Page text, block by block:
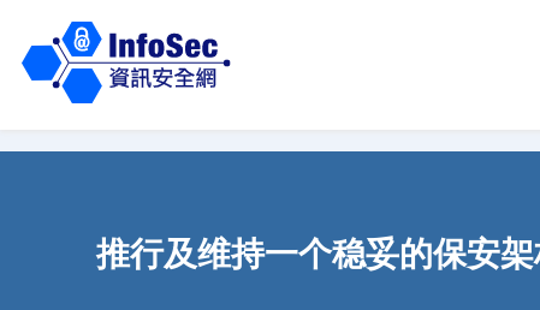
推行及维持一个稳妥的保安